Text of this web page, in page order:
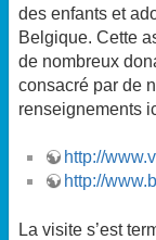
des enfants et
Belgique. Cette
de nombreux
consacré par de
renseignements
http://
http://
La visite s’est